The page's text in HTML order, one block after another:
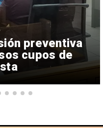
preventiva
cupos de